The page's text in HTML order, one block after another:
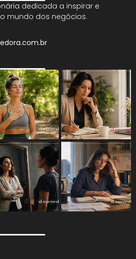
dedicada a inspirar e
mundo dos negócios.